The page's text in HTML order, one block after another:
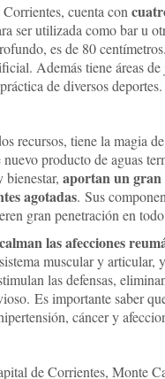
cuenta con
ser utilizada como bar u
es de 80
Además tiene áreas
de diversos deportes.
recursos, tiene la magia
producto de aguas
aportan un gran
agotadas. Sus
gran penetración en
calman las afecciones
muscular y
las defensas,
Es importante saber
cáncer y
de Corrientes, Monte